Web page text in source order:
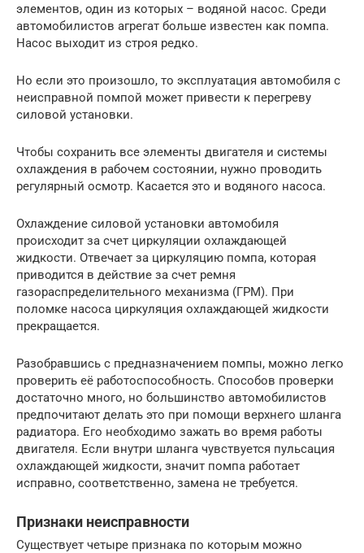
элементов, один из которых – водяной насос. Среди
автомобилистов агрегат больше известен как помпа.
Насос выходит из строя редко.
Но если это произошло, то эксплуатация автомобиля с
неисправной помпой может привести к перегреву
силовой установки.
Чтобы сохранить все элементы двигателя и системы
охлаждения в рабочем состоянии, нужно проводить
регулярный осмотр. Касается это и водяного насоса.
Охлаждение силовой установки автомобиля
происходит за счет циркуляции охлаждающей
жидкости. Отвечает за циркуляцию помпа, которая
приводится в действие за счет ремня
газораспределительного механизма (ГРМ). При
поломке насоса циркуляция охлаждающей жидкости
прекращается.
Разобравшись с предназначением помпы, можно легко
проверить её работоспособность. Способов проверки
достаточно много, но большинство автомобилистов
предпочитают делать это при помощи верхнего шланга
радиатора. Его необходимо зажать во время работы
двигателя. Если внутри шланга чувствуется пульсация
охлаждающей жидкости, значит помпа работает
исправно, соответственно, замена не требуется.
Признаки неисправности
Существует четыре признака по которым можно